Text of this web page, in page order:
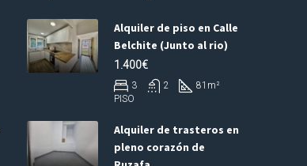
Alquiler de piso en Calle
Belchite (Junto al rio)
1.400€
3 2 81 m²
PISO
Alquiler de trasteros en
pleno corazón de